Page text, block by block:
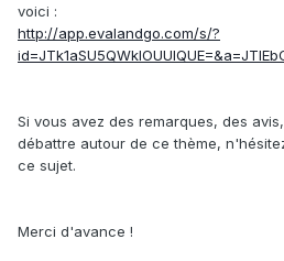
voici :
http://app.evalandgo.com/s/?
Si vous avez des remarques, des
débattre autour de ce thème,
ce sujet.
Merci d'avance !